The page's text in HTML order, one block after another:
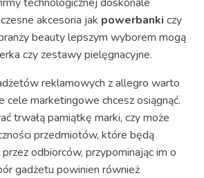
akcesoria jak powerbanki czy
beauty lepszym wyborem mogą
czy zestawy pielęgnacyjne.
reklamowych z allegro warto
cele marketingowe chcesz osiągnąć.
trwałą pamiątkę marki, czy może
przedmiotów, które będą
odbiorców, przypominając im o
gadżetu powinien również